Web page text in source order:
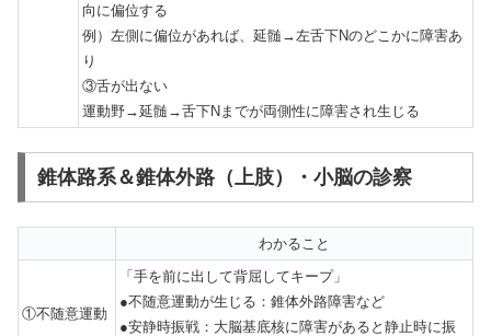
向に偏位する
例）左側に偏位があれば、延髄→左舌下Nのどこかに障害あ
り
③舌が出ない
運動野→延髄→舌下Nまでが両側性に障害され生じる
錐体路系＆錐体外路（上肢）・小脳の診察
わかること
①不随意運動
「手を前に出して背屈してキープ」
●不随意運動が生じる：錐体外路障害など
●安静時振戦：大脳基底核に障害があると静止時に振